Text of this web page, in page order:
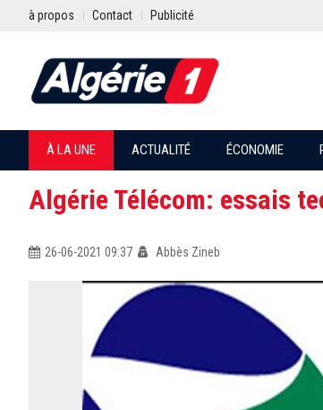
à propos Contact Publicité
À LA UNE ACTUALITÉ ÉCONOMIE
Algérie Télécom: essais
26-06-2021 09:37 Abbès Zineb